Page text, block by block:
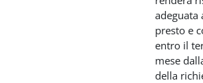
adeguata
presto e
entro il
mese
della